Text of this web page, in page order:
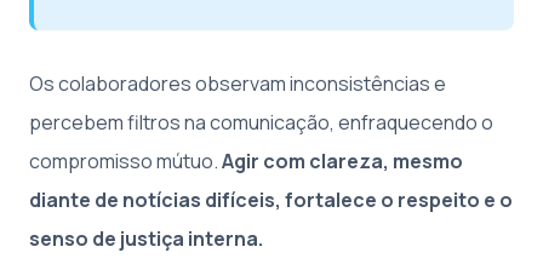
Os colaboradores observam inconsistências e
percebem filtros na comunicação, enfraquecendo o
compromisso mútuo.Agir com clareza, mesmo
diante de notícias difíceis, fortalece o respeito e o
senso de justiça interna.